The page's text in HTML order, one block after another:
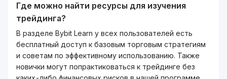
Где можно найти ресурсы для изучения
трейдинга?
В разделе Bybit Learn у всех пользователей есть
бесплатный доступ к базовым торговым стратегиям
и советам по эффективному использованию. Также
новички могут попрактиковаться к трейдинге без